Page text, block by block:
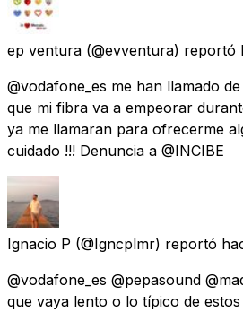
ep ventura (@evventura) reportó
@vodafone_es me han llamado
que mi fibra va a empeorar
ya me llamaran para ofrecerme
cuidado !!! Denuncia a @INCIBE
Ignacio P (@Igncplmr) reportó
@vodafone_es @pepasound
que vaya lento o lo típico de